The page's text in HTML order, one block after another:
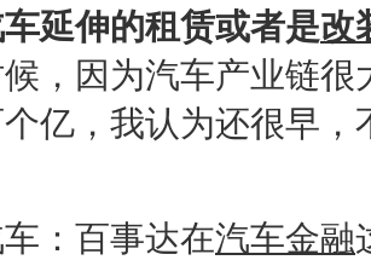
车延伸的租赁或者是改
，因为汽车产业链
亿，我认为还很早
：百事达在汽车金融